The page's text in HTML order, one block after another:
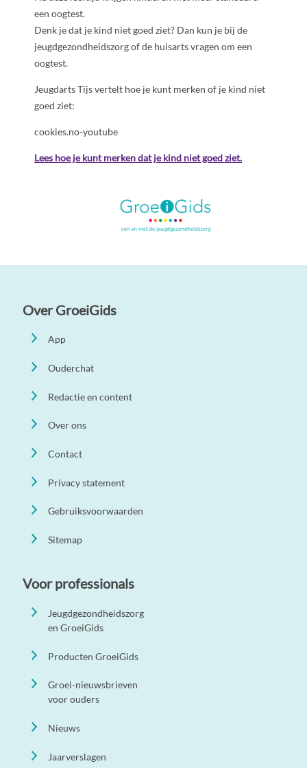
een oogtest.
Denk je dat je kind niet goed ziet? Dan kun je bij de
jeugdgezondheidszorg of de huisarts vragen om een
oogtest.
Jeugdarts Tijs vertelt hoe je kunt merken of je kind niet
goed ziet:
cookies.no-youtube
Lees hoe je kunt merken dat je kind niet goed ziet.
Over GroeiGids
App
Ouderchat
Redactie en content
Over ons
Contact
Privacy statement
Gebruiksvoorwaarden
Sitemap
Voor professionals
Jeugdgezondheidszorg
en GroeiGids
Producten GroeiGids
Groei-nieuwsbrieven
voor ouders
Nieuws
Jaarverslagen